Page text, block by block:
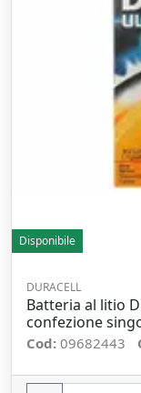
Disponibile
DURACELL
Batteria al litio
confezione
Cod: 09682443